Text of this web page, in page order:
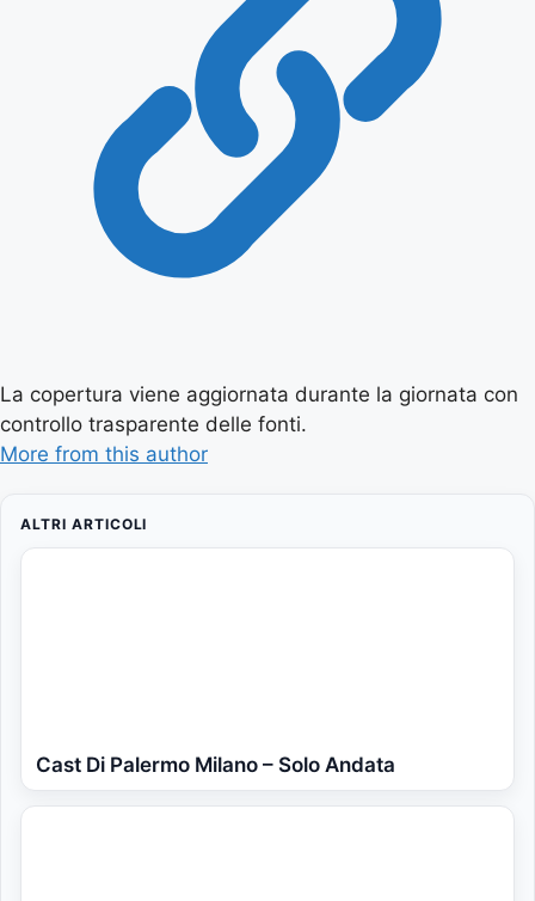
La copertura viene aggiornata durante la giornata con
controllo trasparente delle fonti.
More from this author
ALTRI ARTICOLI
Cast Di Palermo Milano – Solo Andata